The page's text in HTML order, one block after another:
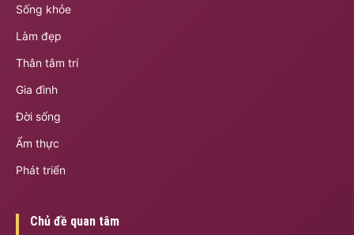
Sống khỏe
Làm đẹp
Thân tâm trí
Gia đình
Đời sống
Ẩm thực
Phát triển
Chủ đề quan tâm